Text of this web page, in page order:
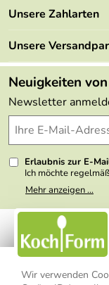
Wir verwenden
Mehrwertsteuerfrei
Retourenportal
FAQs
Lieferbedingungen
Delivery Terms
Kundenlogin
Marken
Angebote
Made in Germany
Themen
Wir über uns
Presse
Unsere Zahlarten
Unsere
Neuigkeiten
Newsletter
Erlaubnis zur E-
Ich möchte
Meine E-Mail-
weitergegeben. Zu
nicht erkennbar,
Einwilligung zur
kann ich jederzeit
den Link
Option Newsletter
Mehr anzeigen ...